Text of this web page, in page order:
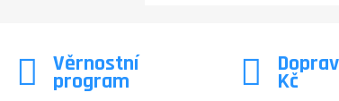
Věrnostní
program Kč